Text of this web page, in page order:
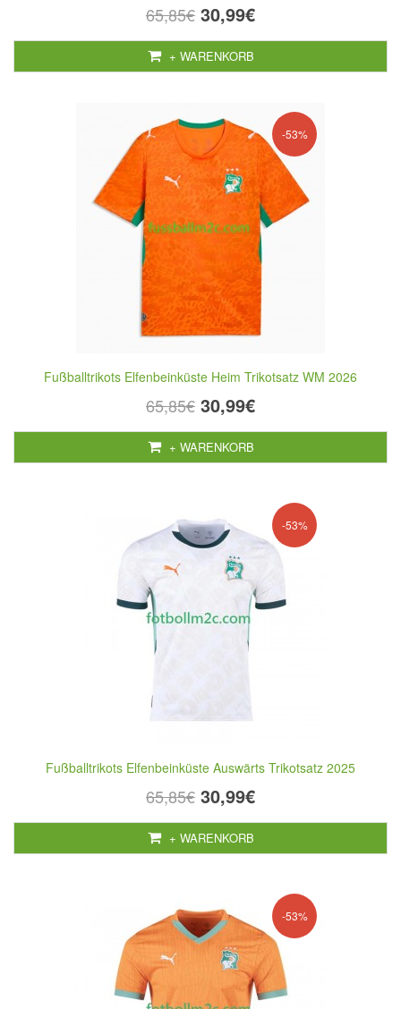
65,85€ 30,99€
+ WARENKORB
-53%
Fußballtrikots Elfenbeinküste Heim Trikotsatz WM 2026
65,85€ 30,99€
+ WARENKORB
-53%
Fußballtrikots Elfenbeinküste Auswärts Trikotsatz 2025
65,85€ 30,99€
+ WARENKORB
-53%